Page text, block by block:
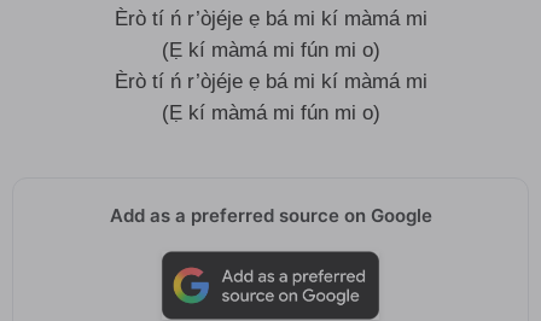
Èrò tí ń r’òjéje ẹ bá mi kí màmá mi
(Ẹ kí màmá mi fún mi o)
Èrò tí ń r’òjéje ẹ bá mi kí màmá mi
(Ẹ kí màmá mi fún mi o)
Add as a preferred source on Google